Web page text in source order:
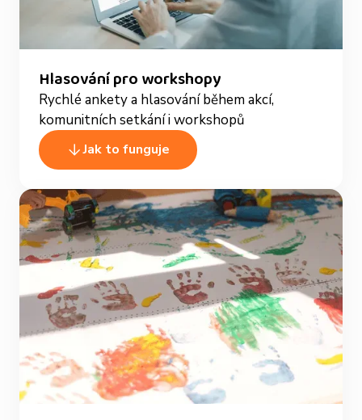
Hlasování pro workshopy
Rychlé ankety a hlasování během akcí,
komunitních setkání i workshopů
Jak to funguje